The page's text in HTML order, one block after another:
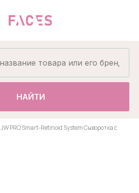
НАЙТИ
JW PRO Smart-Retinoid System Сыворотка с